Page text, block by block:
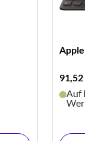
91,52
Auf